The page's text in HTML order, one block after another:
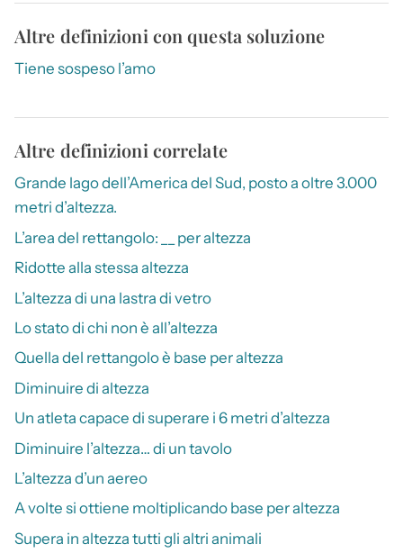
Altre definizioni con questa soluzione
Tiene sospeso l’amo
Altre definizioni correlate
Grande lago dell’America del Sud, posto a oltre 3.000
metri d’altezza.
L’area del rettangolo: __ per altezza
Ridotte alla stessa altezza
L’altezza di una lastra di vetro
Lo stato di chi non è all’altezza
Quella del rettangolo è base per altezza
Diminuire di altezza
Un atleta capace di superare i 6 metri d’altezza
Diminuire l’altezza… di un tavolo
L’altezza d’un aereo
A volte si ottiene moltiplicando base per altezza
Supera in altezza tutti gli altri animali